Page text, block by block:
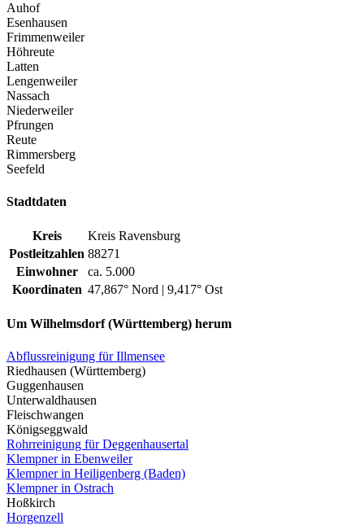
Auhof
Esenhausen
Frimmenweiler
Höhreute
Latten
Lengenweiler
Nassach
Niederweiler
Pfrungen
Reute
Rimmersberg
Seefeld
Stadtdaten
Kreis
Kreis Ravensburg
Postleitzahlen 88271
Einwohner
ca. 5.000
Koordinaten 47,867° Nord | 9,417° Ost
Um Wilhelmsdorf (Württemberg) herum
Abflussreinigung für Illmensee
Riedhausen (Württemberg)
Guggenhausen
Unterwaldhausen
Fleischwangen
Königseggwald
Rohrreinigung für Deggenhausertal
Klempner in Ebenweiler
Klempner in Heiligenberg (Baden)
Klempner in Ostrach
Hoßkirch
Horgenzell